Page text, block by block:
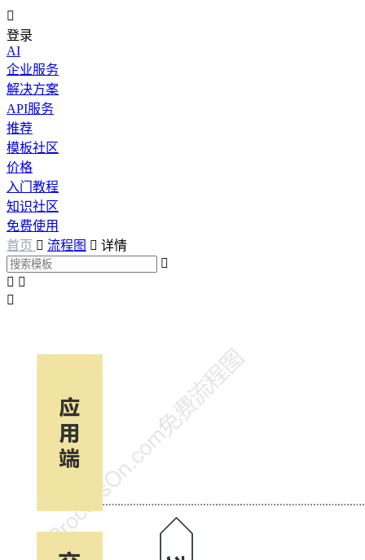

登录
AI
企业服务
解决方案
API服务
推荐
模板社区
价格
入门教程
知识社区
免费使用
首页  流程图  详情

 
